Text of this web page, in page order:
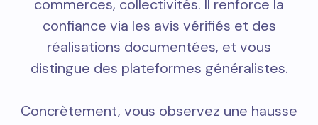
commerces, collectivités. Il renforce la
confiance via les avis vérifiés et des
réalisations documentées, et vous
distingue des plateformes généralistes.
Concrètement, vous observez une hausse